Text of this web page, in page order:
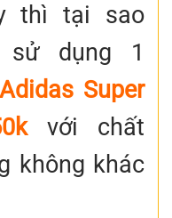
thì tại sao
sử dụng 1
Super
với chất
không khác